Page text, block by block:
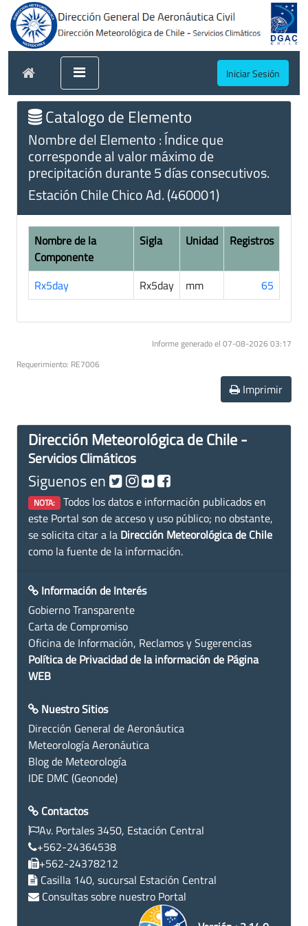
Iniciar Sesión
Catalogo de Elemento
Nombre del Elemento : Índice que
corresponde al valor máximo de
precipitación durante 5 días consecutivos.
Estación Chile Chico Ad. (460001)
Nombre de la
Componente
Sigla Unidad Registros
Rx5day Rx5day mm 65
Informe generado el 07-08-2026 03:17
Requerimiento: RE7006
Imprimir
Dirección Meteorológica de Chile -
Servicios Climáticos
Siguenos en
NOTA: Todos los datos e información publicados en
este Portal son de acceso y uso público; no obstante,
se solicita citar a la Dirección Meteorológica de Chile
como la fuente de la información.
Información de Interés
Gobierno Transparente
Carta de Compromiso
Oficina de Información, Reclamos y Sugerencias
Política de Privacidad de la información de Página
WEB
Nuestro Sitios
Dirección General de Aeronáutica
Meteorología Aeronáutica
Blog de Meteorología
IDE DMC (Geonode)
Contactos
Av. Portales 3450, Estación Central
+562-24364538
+562-24378212
Casilla 140, sucursal Estación Central
Consultas sobre nuestro Portal